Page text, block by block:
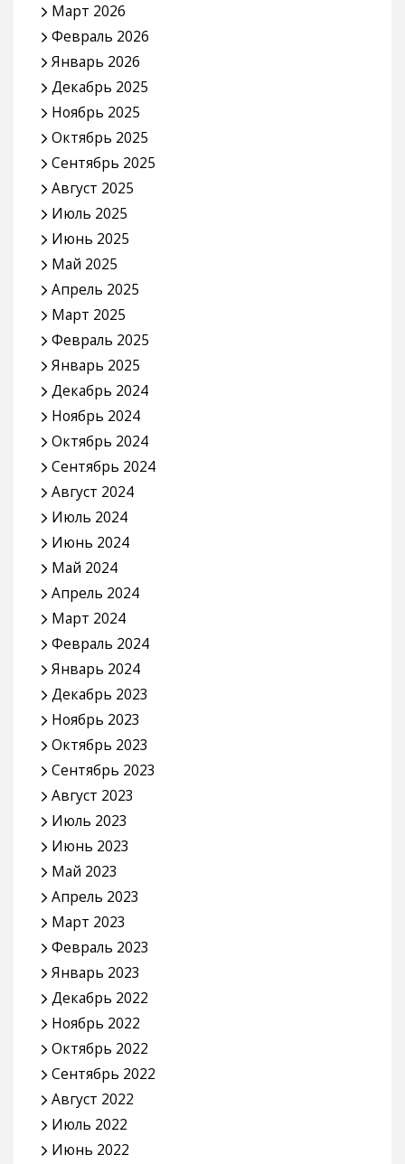
Март 2026
Февраль 2026
Январь 2026
Декабрь 2025
Ноябрь 2025
Октябрь 2025
Сентябрь 2025
Август 2025
Июль 2025
Июнь 2025
Май 2025
Апрель 2025
Март 2025
Февраль 2025
Январь 2025
Декабрь 2024
Ноябрь 2024
Октябрь 2024
Сентябрь 2024
Август 2024
Июль 2024
Июнь 2024
Май 2024
Апрель 2024
Март 2024
Февраль 2024
Январь 2024
Декабрь 2023
Ноябрь 2023
Октябрь 2023
Сентябрь 2023
Август 2023
Июль 2023
Июнь 2023
Май 2023
Апрель 2023
Март 2023
Февраль 2023
Январь 2023
Декабрь 2022
Ноябрь 2022
Октябрь 2022
Сентябрь 2022
Август 2022
Июль 2022
Июнь 2022